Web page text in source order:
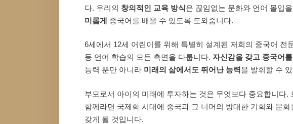
다. 우리의 창의적인 교육 방식은 끊임없는 문화와 언어 몰입
미롭게 중국어를 배울 수 있도록 도와줍니다.
6세에서 12세 어린이를 위해 특별히 설계된 저희의 중국어 전
등 언어 학습의 모든 측면을 다룹니다. 자신감을 갖고 중국어
능력 뿐만 아니라 미래의 삶에서도 뛰어난 능력을 발휘할 수
부모로서 아이의 미래에 투자하는 것은 무엇보다 중요합니다.
함께라면 국제화 시대에 중국과 그 너머의 방대한 기회와 문화
갖게 될 것입니다.